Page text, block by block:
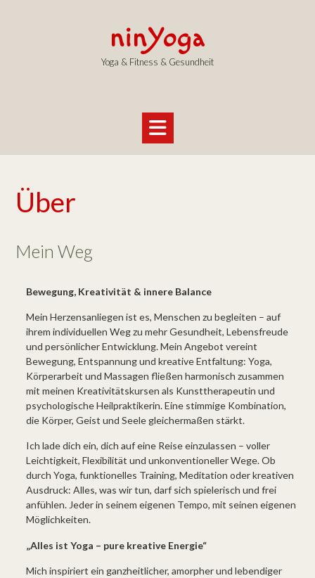
ninYoga
Yoga & Fitness & Gesundheit
Über
Mein Weg
Bewegung, Kreativität & innere Balance
Mein Herzensanliegen ist es, Menschen zu begleiten – auf
ihrem individuellen Weg zu mehr Gesundheit, Lebensfreude
und persönlicher Entwicklung. Mein Angebot vereint
Bewegung, Entspannung und kreative Entfaltung: Yoga,
Körperarbeit und Massagen fließen harmonisch zusammen
mit meinen Kreativitätskursen als Kunsttherapeutin und
psychologische Heilpraktikerin. Eine stimmige Kombination,
die Körper, Geist und Seele gleichermaßen stärkt.
Ich lade dich ein, dich auf eine Reise einzulassen – voller
Leichtigkeit, Flexibilität und unkonventioneller Wege. Ob
durch Yoga, funktionelles Training, Meditation oder kreativen
Ausdruck: Alles, was wir tun, darf sich spielerisch und frei
anfühlen. Jeder in seinem eigenen Tempo, mit seinen eigenen
Möglichkeiten.
„Alles ist Yoga – pure kreative Energie“
Mich inspiriert ein ganzheitlicher, amorpher und lebendiger